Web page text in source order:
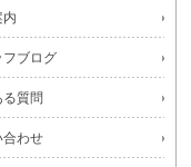
内
フブログ
る質問
合わせ